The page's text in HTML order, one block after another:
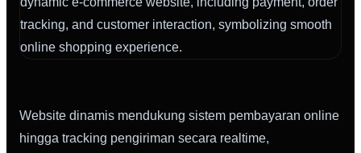
Website dinamis mendukung sistem pembayaran online
hingga tracking pengiriman secara realtime,